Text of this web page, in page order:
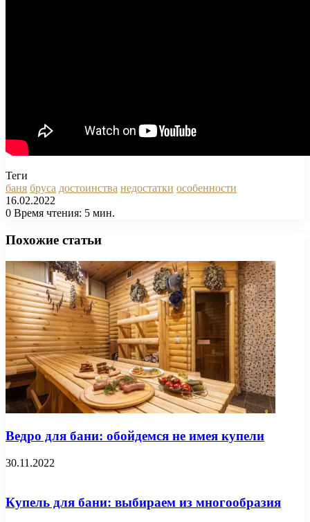
Теги
баня бруса достоинства недостатки особенности
16.02.2022
0 Время чтения: 5 мин.
Похожие статьи
Ведро для бани: обойдемся не имея купели
30.11.2022
Купель для бани: выбираем из многообразия